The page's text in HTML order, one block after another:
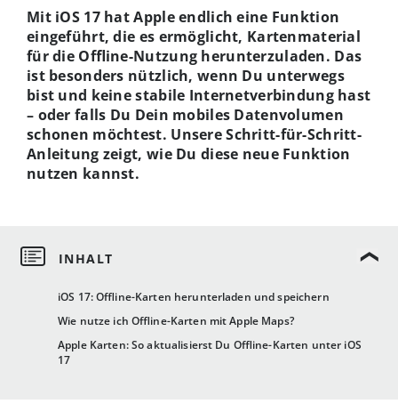
iOS 17: Offline-Karten herunterladen und speichern
Wie nutze ich Offline-Karten mit Apple Maps?
Apple Karten: So aktualisierst Du Offline-Karten unter iOS
17
Mit iOS 17 hat Apple endlich eine Funktion
eingeführt, die es ermöglicht, Kartenmaterial
für die Offline-Nutzung herunterzuladen. Das
ist besonders nützlich, wenn Du unterwegs
bist und keine stabile Internetverbindung hast
– oder falls Du Dein mobiles Datenvolumen
schonen möchtest. Unsere Schritt-für-Schritt-
Anleitung zeigt, wie Du diese neue Funktion
nutzen kannst.